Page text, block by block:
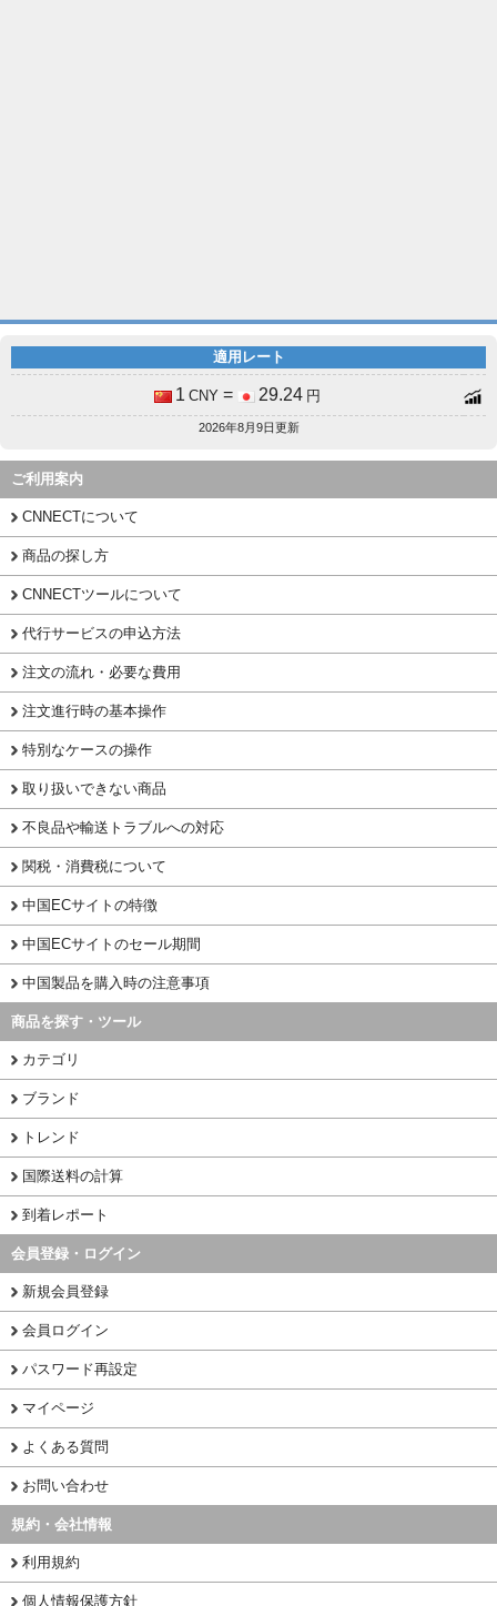
適用レート
1 CNY = 29.24 円
2026年8月9日更新
ご利用案内
CNNECTについて
商品の探し方
CNNECTツールについて
代行サービスの申込方法
注文の流れ・必要な費用
注文進行時の基本操作
特別なケースの操作
取り扱いできない商品
不良品や輸送トラブルへの対応
関税・消費税について
中国ECサイトの特徴
中国ECサイトのセール期間
中国製品を購入時の注意事項
商品を探す・ツール
カテゴリ
ブランド
トレンド
国際送料の計算
到着レポート
会員登録・ログイン
新規会員登録
会員ログイン
パスワード再設定
マイページ
よくある質問
お問い合わせ
規約・会社情報
利用規約
個人情報保護方針